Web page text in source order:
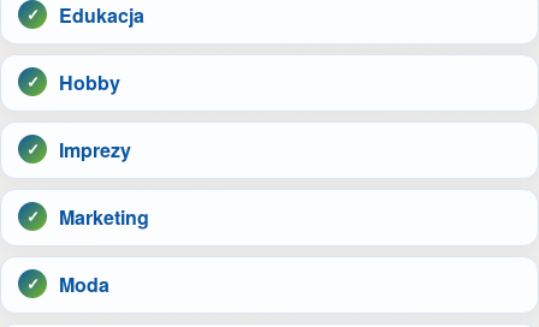
Edukacja
Hobby
Imprezy
Marketing
Moda